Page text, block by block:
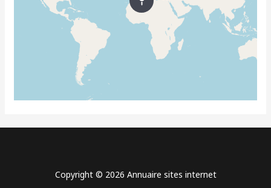
Copyright © 2026 Annuaire sites internet